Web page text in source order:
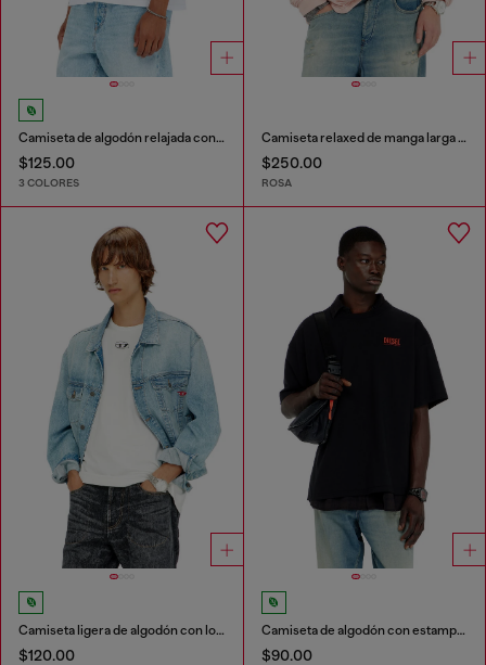
Camiseta de algodón relajada con bordado Oval D
$125.00
3 COLORES
Camiseta relaxed de manga larga con estampado irregular
$250.00
ROSA
Camiseta ligera de algodón con logotipo Oval D metálico
$120.00
Camiseta de algodón con estampado Diesel Biscotto
$90.00